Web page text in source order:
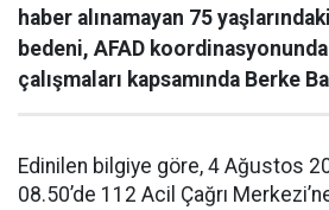
haber alınamayan 75
bedeni, AFAD
çalışmaları kapsamında Berke
Edinilen bilgiye göre, 4 Ağustos
08.50’de 112 Acil Çağrı